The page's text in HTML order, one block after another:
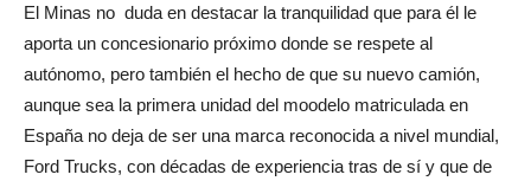
El Minas no duda en destacar la tranquilidad que para él le
aporta un concesionario próximo donde se respete al
autónomo, pero también el hecho de que su nuevo camión,
aunque sea la primera unidad del moodelo matriculada en
España no deja de ser una marca reconocida a nivel mundial,
Ford Trucks, con décadas de experiencia tras de sí y que de